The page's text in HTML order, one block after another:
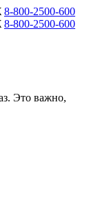
8-800-2500-600
8-800-2500-600
Это важно,